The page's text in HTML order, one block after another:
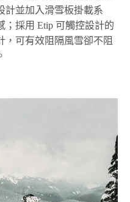
計並加入滑雪板掛載系
；採用 Etip 可觸控設計的
，可有效阻隔風雪卻不阻